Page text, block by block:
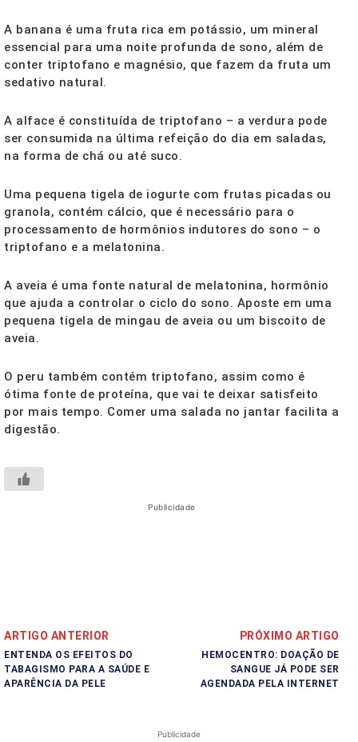
A banana é uma fruta rica em potássio, um mineral
essencial para uma noite profunda de sono, além de
conter triptofano e magnésio, que fazem da fruta um
sedativo natural.
A alface é constituída de triptofano – a verdura pode
ser consumida na última refeição do dia em saladas,
na forma de chá ou até suco.
Uma pequena tigela de iogurte com frutas picadas ou
granola, contém cálcio, que é necessário para o
processamento de hormônios indutores do sono – o
triptofano e a melatonina.
A aveia é uma fonte natural de melatonina, hormônio
que ajuda a controlar o ciclo do sono. Aposte em uma
pequena tigela de mingau de aveia ou um biscoito de
aveia.
O peru também contém triptofano, assim como é
ótima fonte de proteína, que vai te deixar satisfeito
por mais tempo. Comer uma salada no jantar facilita a
digestão.
Publicidade
ARTIGO ANTERIOR
ENTENDA OS EFEITOS DO
TABAGISMO PARA A SAÚDE E
APARÊNCIA DA PELE
PRÓXIMO ARTIGO
HEMOCENTRO: DOAÇÃO DE
SANGUE JÁ PODE SER
AGENDADA PELA INTERNET
Publicidade